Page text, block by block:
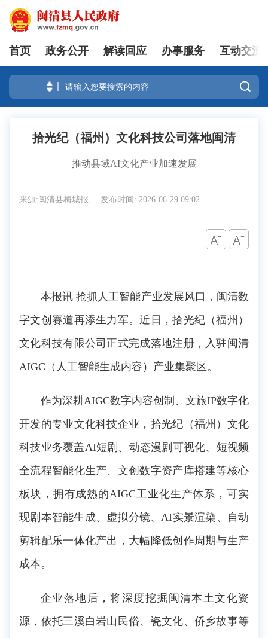
登录
首页 政务公开 解读回应 办事服务 互动交流

拾光纪（福州）文化科技公司落地闽清
推动县域AI文化产业加速发展
来源:闽清县梅城报 发布时间: 2026-06-29 09:02
本报讯 抢抓人工智能产业发展风口，闽清数
字文创赛道再添生力军。近日，拾光纪（福州）
文化科技有限公司正式完成落地注册，入驻闽清
AIGC（人工智能生成内容）产业集聚区。
作为深耕AIGC数字内容创制、文旅IP数字化
开发的专业文化科技企业，拾光纪（福州）文化
科技业务覆盖AI短剧、动态漫剧可视化、短视频
全流程智能化生产、文创数字资产库搭建等核心
板块，拥有成熟的AIGC工业化生产体系，可实
现剧本智能生成、虚拟分镜、AI实景渲染、自动
剪辑配乐一体化产出，大幅降低创作周期与生产
成本。
企业落地后，将深度挖掘闽清本土文化资
源，依托三溪白岩山民俗、瓷文化、侨乡故事等